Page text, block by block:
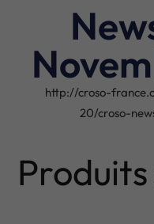
http://croso-
20/croso-